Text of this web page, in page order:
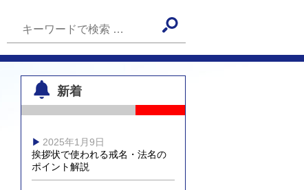
新着
2025年1月9日
挨拶状で使われる戒名・法名の
ポイント解説